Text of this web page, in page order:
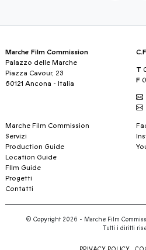
Marche Film Commission
Palazzo delle Marche
Piazza Cavour, 23
60121 Ancona - Italia
T
F
Marche Film Commission
Servizi
Production Guide
Location Guide
FIlm Guide
Progetti
Contatti
© Copyright 2026 - Marche Film
Tutti i diritti